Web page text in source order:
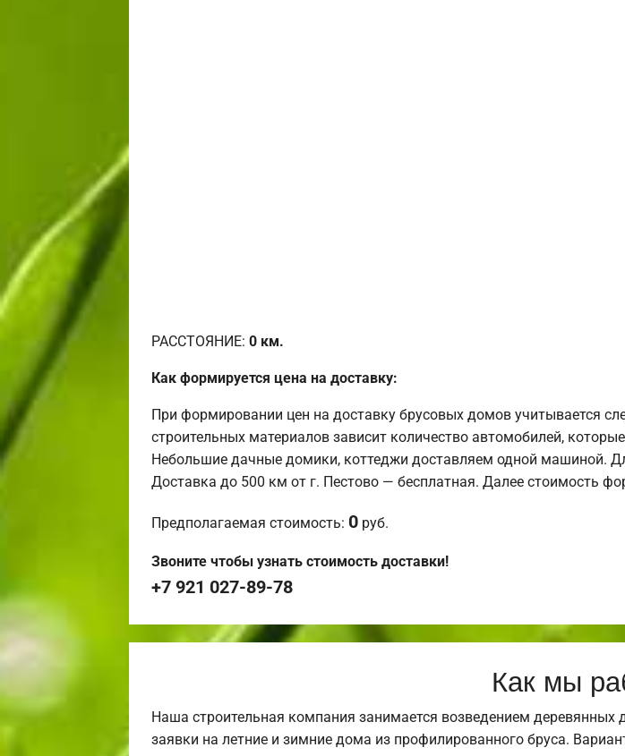
РАССТОЯНИЕ: 0 км.
Как формируется цена на доставку:
При формировании цен на доставку брусовых домов учитывается
строительных материалов зависит количество автомобилей,
Небольшие дачные домики, коттеджи доставляем одной машиной.
Доставка до 500 км от г. Пестово — бесплатная. Далее стоимость
Предполагаемая стоимость: 0 руб.
Звоните чтобы узнать стоимость доставки!
+7 921 027-89-78
Как мы
Наша строительная компания занимается возведением
заявки на летние и зимние дома из профилированного бруса.